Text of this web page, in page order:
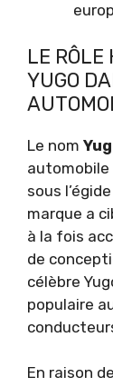
LE RÔLE
YUGO
Le nom
automobile
sous
marque a
à la fois
de
célèbre
populaire
En raison